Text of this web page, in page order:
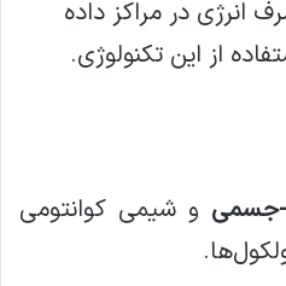
در مراکز داده
از این تکنولوژی.
جسمی و شیمی کوانتومی